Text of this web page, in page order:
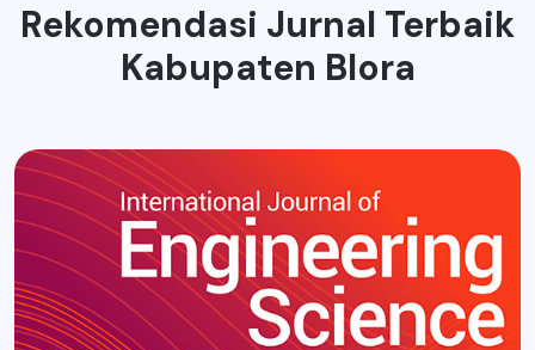
Rekomendasi Jurnal Terbaik
Kabupaten Blora